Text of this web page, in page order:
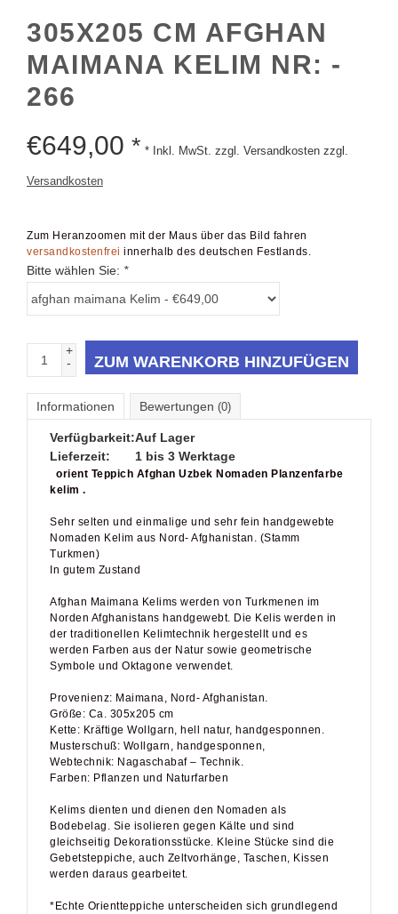
305X205 CM AFGHAN
MAIMANA KELIM NR: -
266
€649,00 * * Inkl. MwSt. zzgl. Versandkosten zzgl.
Versandkosten
Zum Heranzoomen mit der Maus über das Bild fahren
versandkostenfrei innerhalb des deutschen Festlands.
Bitte wählen Sie: *
+
-
ZUM WARENKORB HINZUFÜGEN
Informationen Bewertungen (0)
Verfügbarkeit:Auf Lager
Lieferzeit:
1 bis 3 Werktage
orient Teppich Afghan Uzbek Nomaden Planzenfarbe
kelim .
Sehr selten und einmalige und sehr fein handgewebte
Nomaden Kelim aus Nord- Afghanistan. (Stamm
Turkmen)
In gutem Zustand
Afghan Maimana Kelims werden von Turkmenen im
Norden Afghanistans handgewebt. Die Kelis werden in
der traditionellen Kelimtechnik hergestellt und es
werden Farben aus der Natur sowie geometrische
Symbole und Oktagone verwendet.
Provenienz: Maimana, Nord- Afghanistan.
Größe: Ca. 305x205 cm
Kette: Kräftige Wollgarn, hell natur, handgesponnen.
Musterschuß: Wollgarn, handgesponnen,
Webtechnik: Nagaschabaf – Technik.
Farben: Pflanzen und Naturfarben
Kelims dienten und dienen den Nomaden als
Bodebelag. Sie isolieren gegen Kälte und sind
gleichseitig Dekorationsstücke. Kleine Stücke sind die
Gebetsteppiche, auch Zeltvorhänge, Taschen, Kissen
werden daraus gearbeitet.
*Echte Orientteppiche unterscheiden sich grundlegend